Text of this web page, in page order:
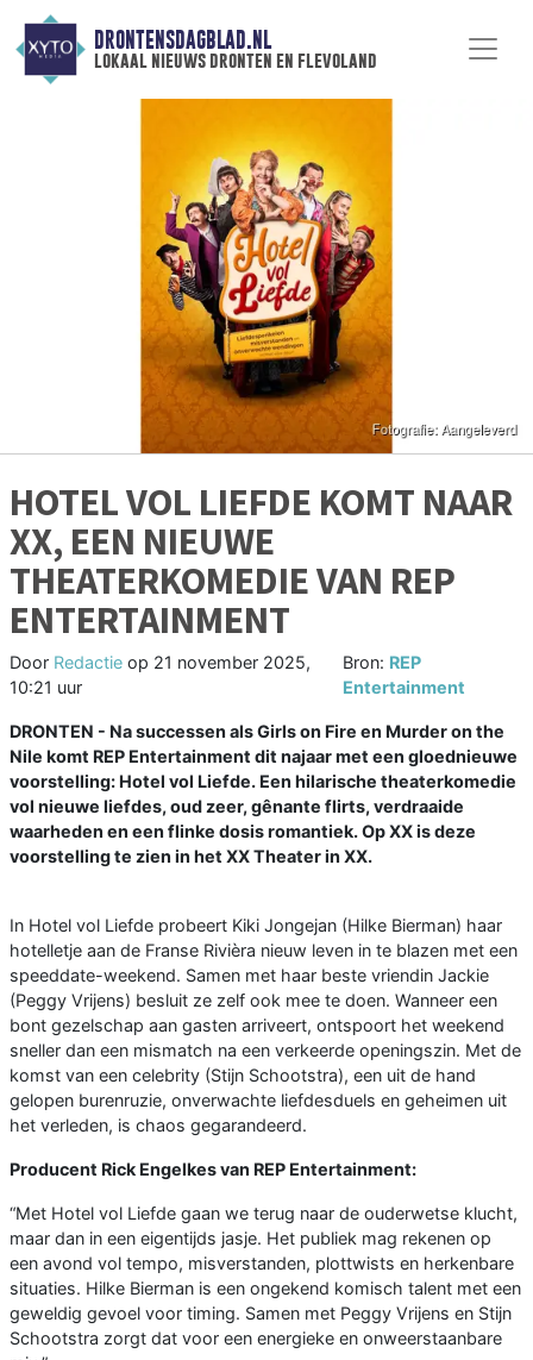
DRONTENSDAGBLAD.NL
lokaal nieuws dronten en flevoland
HOTEL VOL LIEFDE KOMT NAAR
XX, EEN NIEUWE
THEATERKOMEDIE VAN REP
ENTERTAINMENT
Door Redactie op 21 november 2025,
10:21 uur
Bron: REP
Entertainment
DRONTEN - Na successen als Girls on Fire en Murder on the
Nile komt REP Entertainment dit najaar met een gloednieuwe
voorstelling: Hotel vol Liefde. Een hilarische theaterkomedie
vol nieuwe liefdes, oud zeer, gênante flirts, verdraaide
waarheden en een flinke dosis romantiek. Op XX is deze
voorstelling te zien in het XX Theater in XX.
In Hotel vol Liefde probeert Kiki Jongejan (Hilke Bierman) haar
hotelletje aan de Franse Rivièra nieuw leven in te blazen met een
speeddate-weekend. Samen met haar beste vriendin Jackie
(Peggy Vrijens) besluit ze zelf ook mee te doen. Wanneer een
bont gezelschap aan gasten arriveert, ontspoort het weekend
sneller dan een mismatch na een verkeerde openingszin. Met de
komst van een celebrity (Stijn Schootstra), een uit de hand
gelopen burenruzie, onverwachte liefdesduels en geheimen uit
het verleden, is chaos gegarandeerd.
Producent Rick Engelkes van REP Entertainment:
“Met Hotel vol Liefde gaan we terug naar de ouderwetse klucht,
maar dan in een eigentijds jasje. Het publiek mag rekenen op
een avond vol tempo, misverstanden, plottwists en herkenbare
situaties. Hilke Bierman is een ongekend komisch talent met een
geweldig gevoel voor timing. Samen met Peggy Vrijens en Stijn
Schootstra zorgt dat voor een energieke en onweerstaanbare